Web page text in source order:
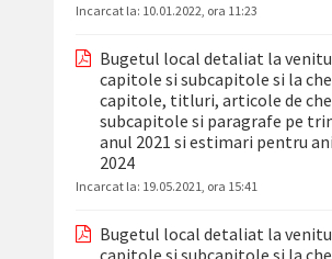
Incarcat la: 10.01.2022, ora 11:23
Bugetul local detaliat la
capitole si subcapitole si la
capitole, titluri, articole de
subcapitole si paragrafe pe
anul 2021 si estimari pentru
2024
Incarcat la: 19.05.2021, ora 15:41
Bugetul local detaliat la